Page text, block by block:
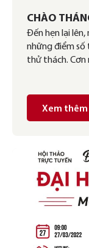
CHÀO
TESTAS
Đến hẹn lại lên,
những điểm
thử thách.
Xem thêm